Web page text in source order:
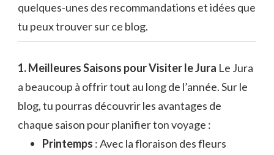
quelques-unes des recommandations et idées que
tu peux trouver sur ce blog.
1. Meilleures Saisons pour Visiter le Jura Le Jura
a beaucoup à offrir tout au long de l’année. Sur le
blog, tu pourras découvrir les avantages de
chaque saison pour planifier ton voyage :
Printemps : Avec la floraison des fleurs